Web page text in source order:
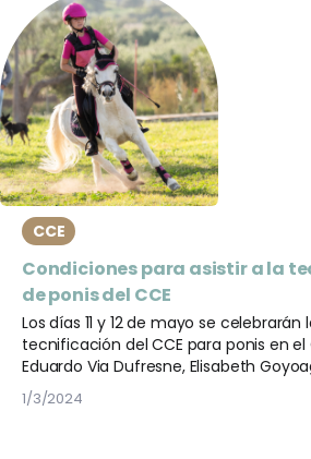
CCE
Condiciones para asistir a la
de ponis del CCE
Los días 11 y 12 de mayo se celebrarán
tecnificación del CCE para ponis en el
Eduardo Via Dufresne, Elisabeth
1/3/2024